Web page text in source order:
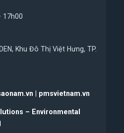
17h00
Khu Đô Thị Việt Hưng, TP.
pmsvietnam.vn
– Environmental